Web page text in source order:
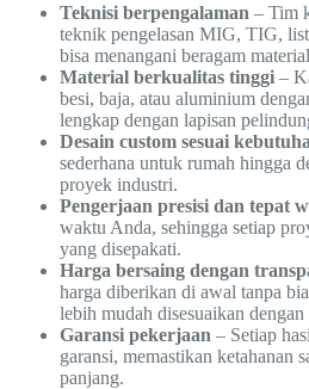
Teknisi berpengalaman – Tim
teknik pengelasan MIG, TIG,
bisa menangani beragam
Material berkualitas tinggi –
besi, baja, atau aluminium
lengkap dengan lapisan
Desain custom sesuai
sederhana untuk rumah hingga
proyek industri.
Pengerjaan presisi dan tepat
waktu Anda, sehingga setiap
yang disepakati.
Harga bersaing dengan
harga diberikan di awal tanpa
lebih mudah disesuaikan dengan
Garansi pekerjaan – Setiap
garansi, memastikan ketahanan
panjang.